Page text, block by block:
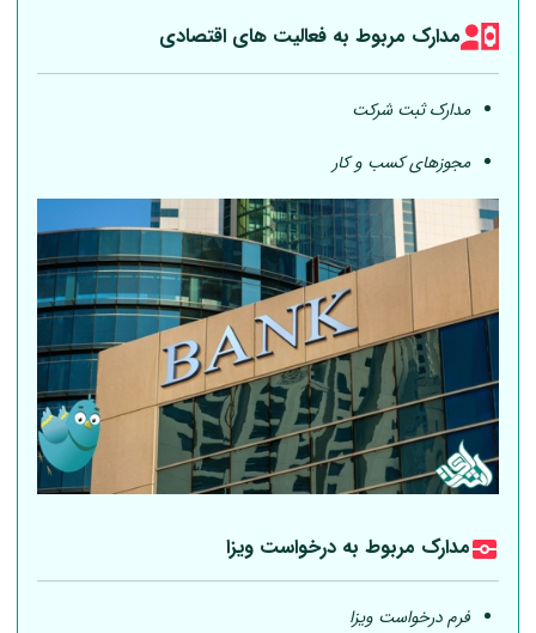
مدارک مربوط به فعالیت های اقتصادی
مدارک ثبت شرکت
مجوزهای کسب و کار
مدارک مربوط به درخواست ویزا
فرم درخواست ویزا